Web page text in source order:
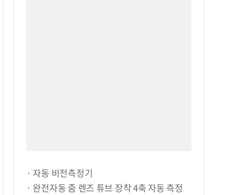
· 자동 비전측정기
· 완전자동 줌 렌즈 튜브 장착 4축 자동 측정